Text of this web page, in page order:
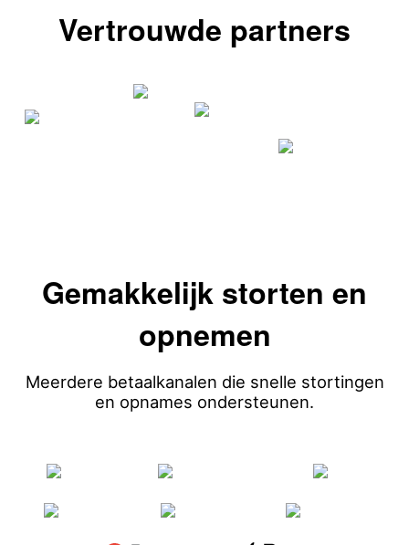
Vertrouwde partners
Gemakkelijk storten en
opnemen
Meerdere betaalkanalen die snelle stortingen
en opnames ondersteunen.